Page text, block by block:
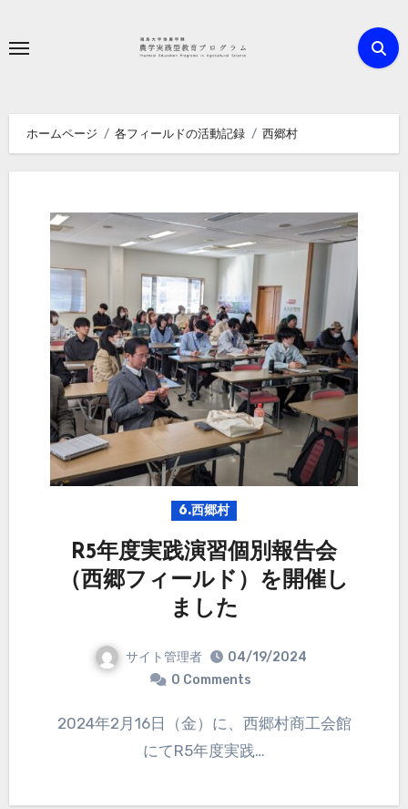
ホームページ 各フィールドの活動記録 西郷村
6.西郷村
R5年度実践演習個別報告会
（西郷フィールド）を開催し
ました
サイト管理者
04/19/2024
0 Comments
2024年2月16日（金）に、西郷村商工会館
にてR5年度実践…